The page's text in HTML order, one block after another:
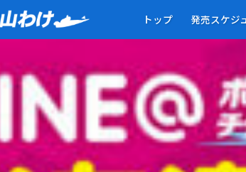
トップ 発売スケジ
・LINE＠お友達限定抽選会（スライド）-01